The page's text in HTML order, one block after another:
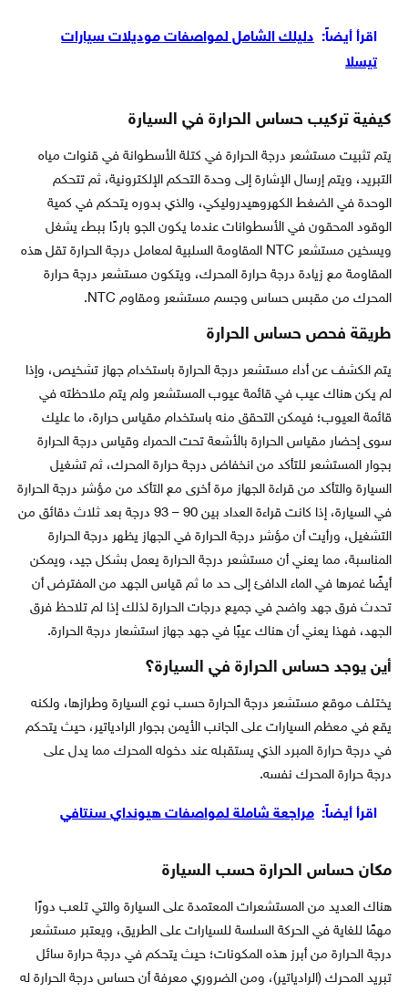
اقرأ أيضاً: دليلك الشامل لمواصفات موديلات سيارات
تيسلا
كيفية تركيب حساس الحرارة في السيارة
يتم تثبيت مستشعر درجة الحرارة في كتلة الأسطوانة في قنوات مياه
التبريد، ويتم إرسال الإشارة إلى وحدة التحكم الإلكترونية، ثم تتحكم
الوحدة في الضغط الكهروهيدروليكي، والذي بدوره يتحكم في كمية
الوقود المحقون في الأسطوانات عندما يكون الجو باردًا ببطء يشغل
ويسخين مستشعر NTC المقاومة السلبية لمعامل درجة الحرارة تقل هذه
المقاومة مع زيادة درجة حرارة المحرك، ويتكون مستشعر درجة حرارة
المحرك من مقبس حساس وجسم مستشعر ومقاوم NTC.
طريقة فحص حساس الحرارة
يتم الكشف عن أداء مستشعر درجة الحرارة باستخدام جهاز تشخيص، وإذا
لم يكن هناك عيب في قائمة عيوب المستشعر ولم يتم ملاحظته في
قائمة العيوب؛ فيمكن التحقق منه باستخدام مقياس حرارة، ما عليك
سوى إحضار مقياس الحرارة بالأشعة تحت الحمراء وقياس درجة الحرارة
بجوار المستشعر للتأكد من انخفاض درجة حرارة المحرك، ثم تشغيل
السيارة والتأكد من قراءة الجهاز مرة أخرى مع التأكد من مؤشر درجة الحرارة
في السيارة، إذا كانت قراءة العداد بين 90 – 93 درجة بعد ثلاث دقائق من
التشغيل، ورأيت أن مؤشر درجة الحرارة في الجهاز يظهر درجة الحرارة
المناسبة، مما يعني أن مستشعر درجة الحرارة يعمل بشكل جيد، ويمكن
أيضًا غمرها في الماء الدافئ إلى حد ما ثم قياس الجهد من المفترض أن
تحدث فرق جهد واضح في جميع درجات الحرارة لذلك إذا لم تلاحظ فرق
الجهد، فهذا يعني أن هناك عيبًا في جهد جهاز استشعار درجة الحرارة.
أين يوجد حساس الحرارة في السيارة؟
يختلف موقع مستشعر درجة الحرارة حسب نوع السيارة وطرازها، ولكنه
يقع في معظم السيارات على الجانب الأيمن بجوار الرادياتير، حيث يتحكم
في درجة حرارة المبرد الذي يستقبله عند دخوله المحرك مما يدل على
درجة حرارة المحرك نفسه.
اقرأ أيضاً: مراجعة شاملة لمواصفات هيونداي سنتافي
مكان حساس الحرارة حسب السيارة
هناك العديد من المستشعرات المعتمدة على السيارة والتي تلعب دورًا
مهمًا للغاية في الحركة السلسة للسيارات على الطريق، ويعتبر مستشعر
درجة الحرارة من أبرز هذه المكونات؛ حيث يتحكم في درجة حرارة سائل
تبريد المحرك (الرادياتير)، ومن الضروري معرفة أن حساس درجة الحرارة له